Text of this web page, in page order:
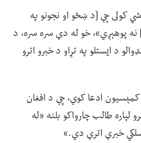
کولی چې [د ښځو او نجونو په
نه پوهېږي»، خو له دې سره سره، د
د ایستلو په تړاو د خبرو اترو
کمېسیون ادعا کوي، چې د افغان
لپاره طالب چارواکو بلنه «له
خبرې اترې دي.»